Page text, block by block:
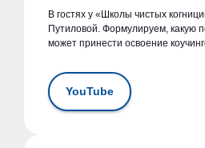
В гостях у «Школы чистых
Путиловой. Формулируем, какую
может принести освоение
YouTube